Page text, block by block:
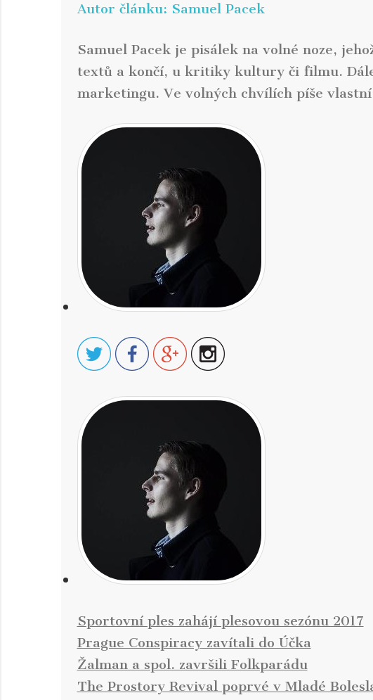
Autor článku: Samuel Pacek
Samuel Pacek je pisálek na volné noze,
textů a končí, u kritiky kultury či filmu.
marketingu. Ve volných chvílích píše
Sportovní ples zahájí plesovou sezónu 2017
Prague Conspiracy zavítali do Účka
Žalman a spol. završili Folkparádu
The Prostory Revival poprvé v Mladé